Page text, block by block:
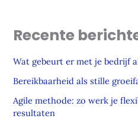
Recente
Wat gebeurt er met je bedrijf
Bereikbaarheid als stille
Agile methode: zo werk je
resultaten